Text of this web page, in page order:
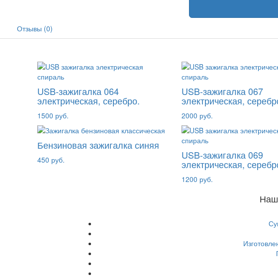
Отзывы (0)
USB-зажигалка 064
электрическая, серебро.
1500 руб.
USB-зажигалка 067
электрическая,
2000 руб.
Бензиновая зажигалка синяя
450 руб. USB-зажигалка 069
электрическая,
1200 руб.